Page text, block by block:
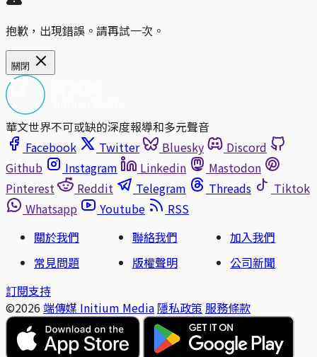
抱歉，出現錯誤。請再試一次。
關閉
華文世界不可或缺的深度報導和多元聲音
Facebook
Twitter Bluesky
Discord
Github
Instagram Linkedin
Mastodon
Pinterest
Reddit Telegram Threads
Tiktok
Whatsapp
Youtube
RSS
關於我們
聯絡我們
加入我們
常見問題
版權聲明
公司新聞
訂閱支持
©2026 端傳媒 Initium Media 隱私政策 服務條款